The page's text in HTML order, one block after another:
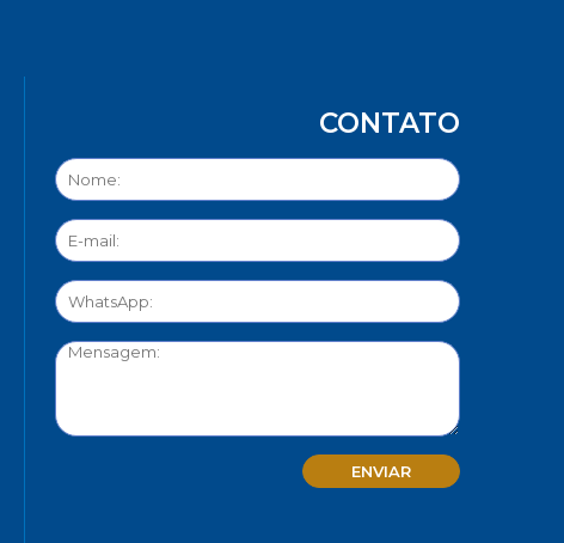
CONTATO